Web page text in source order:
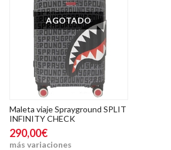
AGOTADO
Maleta viaje Sprayground SPLIT
INFINITY CHECK
290,00€
más variaciones